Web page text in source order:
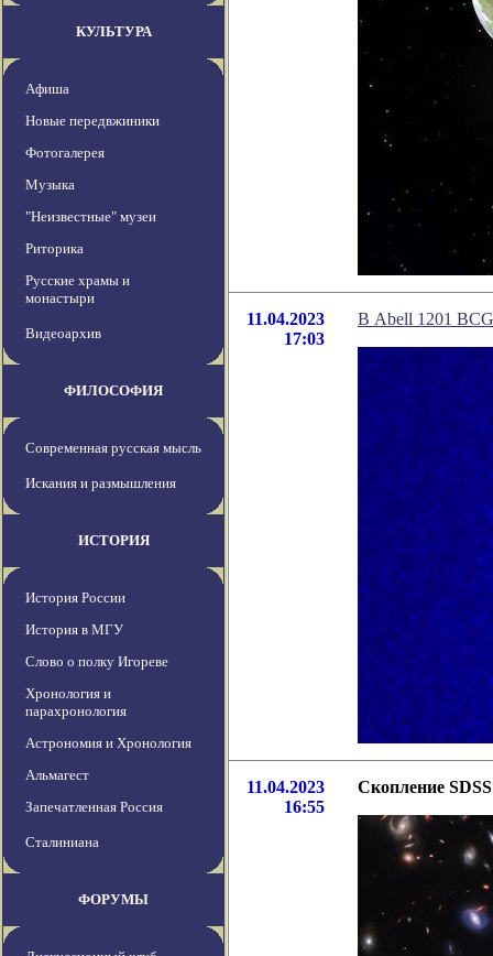
КУЛЬТУРА
Афиша
Новые передвжиники
Фотогалерея
Музыка
"Неизвестные" музеи
Риторика
Русские храмы и
монастыри
Видеоархив
ФИЛОСОФИЯ
Современная русская мысль
Искания и размышления
ИСТОРИЯ
История России
История в МГУ
Слово о полку Игореве
Хронология и
парахронология
Астрономия и Хронология
Альмагест
Запечатленная Россия
Сталиниана
ФОРУМЫ
11.04.2023
17:03
В Abell 1201 BCG
11.04.2023
16:55
Скопление